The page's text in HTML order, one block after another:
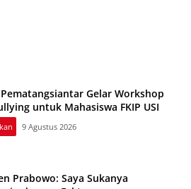
Gelar Workshop
untuk Mahasiswa FKIP USI
9 Agustus 2026
Prabowo: Saya Sukanya